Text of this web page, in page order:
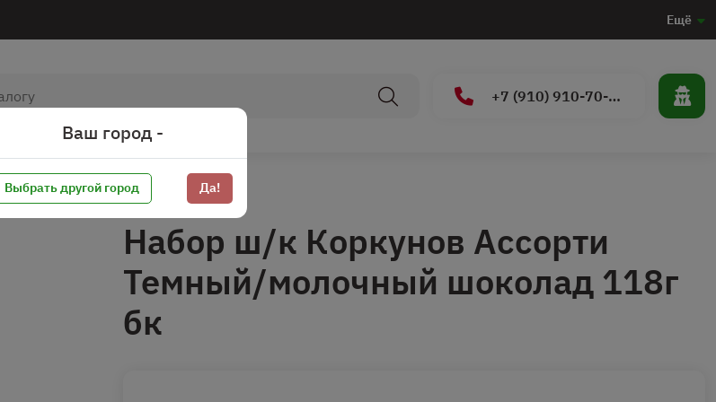
Ещё
+7 (910) 910-70-15
Набор ш/к Коркунов Ассорти
Темный/молочный шоколад 118г
бк
Ваш город -
Выбрать другой город Да!